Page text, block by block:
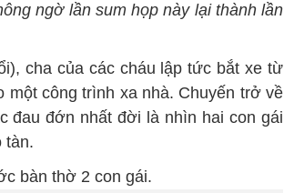
ngờ lần sum họp này lại thành lần
cha của các cháu lập tức bắt xe từ
một công trình xa nhà. Chuyến trở về
đau đớn nhất đời là nhìn hai con gái
tàn.